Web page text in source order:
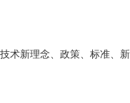
术新理念、政策、标准、新